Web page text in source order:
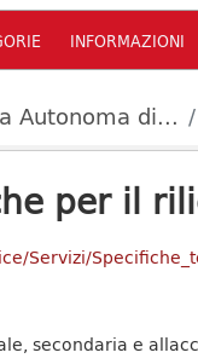
INFORMAZIONI
Autonoma di...
per il
Servizi/
secondaria e